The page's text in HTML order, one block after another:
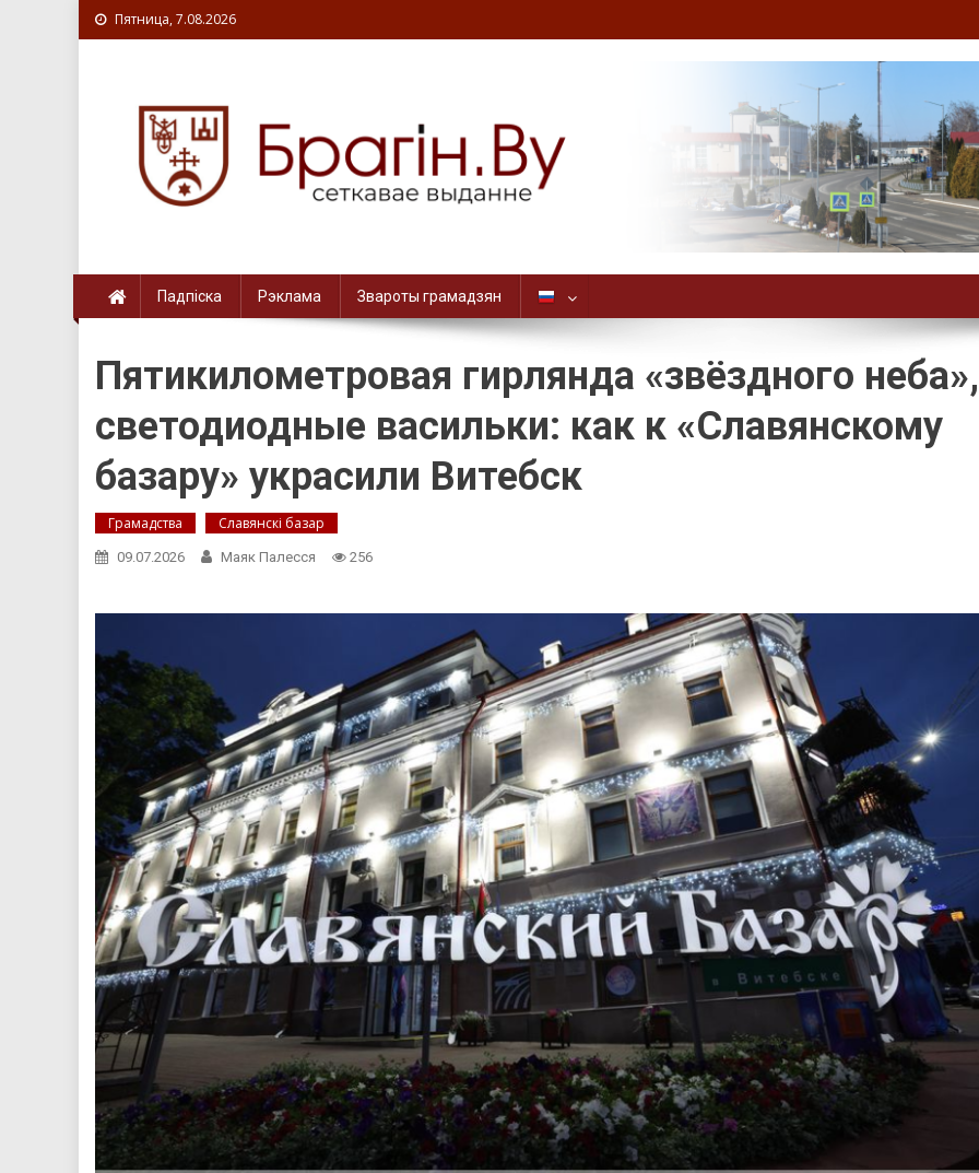
Пятница, 7.08.2026
Падпіска Рэклама Звароты грамадзян
Пятикилометровая гирлянда «звёздного неба»,
светодиодные васильки: как к «Славянскому
базару» украсили Витебск
Грамадства Славянскі базар
09.07.2026 Маяк Палесся 256